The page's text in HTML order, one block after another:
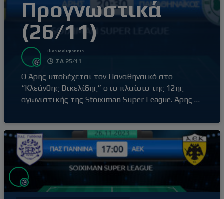
Προγνωστικά
(26/11)
Ilias Maligiannis
ΣΑ 25/11
Ο Άρης υποδέχεται τον Παναθηναϊκό στο
“Κλεάνθης Βικελίδης” στο πλαίσιο της 12ης
αγωνιστικής της Stoiximan Super League. Άρης –
με τη νίκη επί του Βόλου εκτός έδρας, με σκορ
0-2, αφήνοντας πίσω του την απρόσμενη ήττα
στο γήπεδό του από τον Ατρόμητο (1-3) δύο
αγωνιστικές πριν. Τρίτη νίκη στα